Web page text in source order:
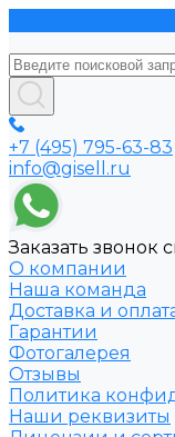
+7 (495) 795-63-83
info@gisell.ru
Заказать звонок
О компании
Наша команда
Доставка и
Гарантии
Фотогалерея
Отзывы
Политика
Наши реквизиты